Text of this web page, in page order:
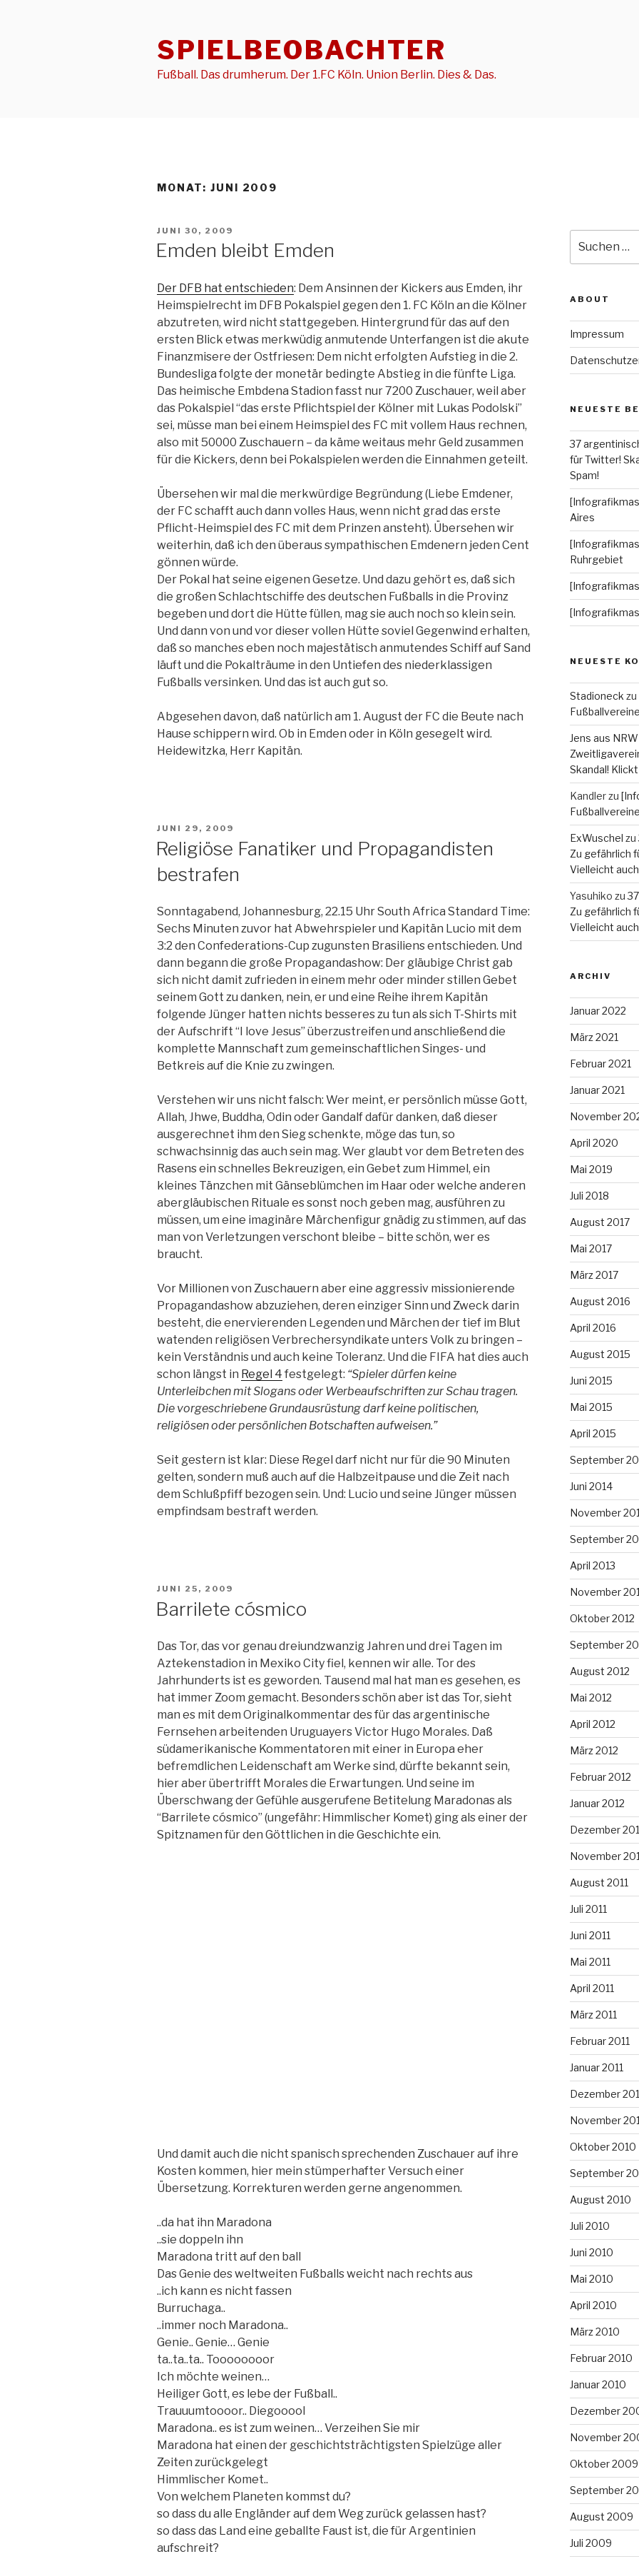
SPIELBEOBACHTER
Fußball. Das drumherum. Der 1.FC Köln. Union Berlin. Dies & Das.
MONAT: JUNI 2009
VERÖFFENTLICHT
JUNI 30, 2009
Emden bleibt Emden
Der DFB hat entschieden: Dem Ansinnen der Kickers aus Emden, ihr
Heimspielrecht im DFB Pokalspiel gegen den 1. FC Köln an die Kölner
abzutreten, wird nicht stattgegeben. Hintergrund für das auf den
ersten Blick etwas merkwüdig anmutende Unterfangen ist die akute
Finanzmisere der Ostfriesen: Dem nicht erfolgten Aufstieg in die 2.
Bundesliga folgte der monetär bedingte Abstieg in die fünfte Liga.
Das heimische Embdena Stadion fasst nur 7200 Zuschauer, weil aber
das Pokalspiel “das erste Pflichtspiel der Kölner mit Lukas Podolski”
sei, müsse man bei einem Heimspiel des FC mit vollem Haus rechnen,
also mit 50000 Zuschauern – da käme weitaus mehr Geld zusammen
für die Kickers, denn bei Pokalspielen werden die Einnahmen geteilt.
Übersehen wir mal die merkwürdige Begründung (Liebe Emdener,
der FC schafft auch dann volles Haus, wenn nicht grad das erste
Pflicht-Heimspiel des FC mit dem Prinzen ansteht). Übersehen wir
weiterhin, daß ich den überaus sympathischen Emdenern jeden Cent
gönnen würde.
Der Pokal hat seine eigenen Gesetze. Und dazu gehört es, daß sich
die großen Schlachtschiffe des deutschen Fußballs in die Provinz
begeben und dort die Hütte füllen, mag sie auch noch so klein sein.
Und dann von und vor dieser vollen Hütte soviel Gegenwind erhalten,
daß so manches eben noch majestätisch anmutendes Schiff auf Sand
läuft und die Pokalträume in den Untiefen des niederklassigen
Fußballs versinken. Und das ist auch gut so.
Abgesehen davon, daß natürlich am 1. August der FC die Beute nach
Hause schippern wird. Ob in Emden oder in Köln gesegelt wird.
Heidewitzka, Herr Kapitän.
VERÖFFENTLICHT
JUNI 29, 2009
Religiöse Fanatiker und Propagandisten
bestrafen
Sonntagabend, Johannesburg, 22.15 Uhr South Africa Standard Time:
Sechs Minuten zuvor hat Abwehrspieler und Kapitän Lucio mit dem
3:2 den Confederations-Cup zugunsten Brasiliens entschieden. Und
dann begann die große Propagandashow: Der gläubige Christ gab
sich nicht damit zufrieden in einem mehr oder minder stillen Gebet
seinem Gott zu danken, nein, er und eine Reihe ihrem Kapitän
folgende Jünger hatten nichts besseres zu tun als sich T-Shirts mit
der Aufschrift “I love Jesus” überzustreifen und anschließend die
komplette Mannschaft zum gemeinschaftlichen Singes- und
Betkreis auf die Knie zu zwingen.
Verstehen wir uns nicht falsch: Wer meint, er persönlich müsse Gott,
Allah, Jhwe, Buddha, Odin oder Gandalf dafür danken, daß dieser
ausgerechnet ihm den Sieg schenkte, möge das tun, so
schwachsinnig das auch sein mag. Wer glaubt vor dem Betreten des
Rasens ein schnelles Bekreuzigen, ein Gebet zum Himmel, ein
kleines Tänzchen mit Gänseblümchen im Haar oder welche anderen
abergläubischen Rituale es sonst noch geben mag, ausführen zu
müssen, um eine imaginäre Märchenfigur gnädig zu stimmen, auf das
man von Verletzungen verschont bleibe – bitte schön, wer es
braucht.
Vor Millionen von Zuschauern aber eine aggressiv missionierende
Propagandashow abzuziehen, deren einziger Sinn und Zweck darin
besteht, die enervierenden Legenden und Märchen der tief im Blut
watenden religiösen Verbrechersyndikate unters Volk zu bringen –
kein Verständnis und auch keine Toleranz. Und die FIFA hat dies auch
schon längst in Regel 4 festgelegt: “Spieler dürfen keine
Unterleibchen mit Slogans oder Werbeaufschriften zur Schau tragen.
Die vorgeschriebene Grundausrüstung darf keine politischen,
religiösen oder persönlichen Botschaften aufweisen.”
Seit gestern ist klar: Diese Regel darf nicht nur für die 90 Minuten
gelten, sondern muß auch auf die Halbzeitpause und die Zeit nach
dem Schlußpfiff bezogen sein. Und: Lucio und seine Jünger müssen
empfindsam bestraft werden.
VERÖFFENTLICHT
JUNI 25, 2009
Barrilete cósmico
Das Tor, das vor genau dreiundzwanzig Jahren und drei Tagen im
Aztekenstadion in Mexiko City fiel, kennen wir alle. Tor des
Jahrhunderts ist es geworden. Tausend mal hat man es gesehen, es
hat immer Zoom gemacht. Besonders schön aber ist das Tor, sieht
man es mit dem Originalkommentar des für das argentinische
Fernsehen arbeitenden Uruguayers Victor Hugo Morales. Daß
südamerikanische Kommentatoren mit einer in Europa eher
befremdlichen Leidenschaft am Werke sind, dürfte bekannt sein,
hier aber übertrifft Morales die Erwartungen. Und seine im
Überschwang der Gefühle ausgerufene Betitelung Maradonas als
“Barrilete cósmico” (ungefähr: Himmlischer Komet) ging als einer der
Spitznamen für den Göttlichen in die Geschichte ein.
Und damit auch die nicht spanisch sprechenden Zuschauer auf ihre
Kosten kommen, hier mein stümperhafter Versuch einer
Übersetzung. Korrekturen werden gerne angenommen.
..da hat ihn Maradona
..sie doppeln ihn
Maradona tritt auf den ball
Das Genie des weltweiten Fußballs weicht nach rechts aus
..ich kann es nicht fassen
Burruchaga..
..immer noch Maradona..
Genie.. Genie… Genie
ta..ta..ta.. Toooooooor
Ich möchte weinen…
Heiliger Gott, es lebe der Fußball..
Trauuumtoooor.. Diegooool
Maradona.. es ist zum weinen… Verzeihen Sie mir
Maradona hat einen der geschichtsträchtigsten Spielzüge aller
Zeiten zurückgelegt
Himmlischer Komet..
Von welchem Planeten kommst du?
so dass du alle Engländer auf dem Weg zurück gelassen hast?
so dass das Land eine geballte Faust ist, die für Argentinien
aufschreit?
nach:
ABOUT
Impressum
NEUESTE
37
für Twitter!
Spam!
Aires
Ruhrgebiet
NEUESTE
Stadioneck zu
Jens aus NRW
Skandal!
Kandlerzu
ExWuschel zu
Zu gefährlich
Vielleicht
Yasuhiko zu
Zu gefährlich
Vielleicht
ARCHIV
Januar 2022
März 2021
Februar 2021
Januar 2021
November
April 2020
Mai 2019
Juli 2018
August 2017
Mai 2017
März 2017
August 2016
April 2016
August 2015
Juni 2015
Mai 2015
April 2015
September
Juni 2014
November
September
April 2013
November
Oktober 2012
September
August 2012
Mai 2012
April 2012
März 2012
Februar 2012
Januar 2012
Dezember
November
August 2011
Juli 2011
Juni 2011
Mai 2011
April 2011
März 2011
Februar 2011
Januar 2011
Dezember
November
Oktober 2010
September
August 2010
Juli 2010
Juni 2010
Mai 2010
April 2010
März 2010
Februar 2010
Januar 2010
Dezember
November
Oktober 2009
September
August 2009
Juli 2009